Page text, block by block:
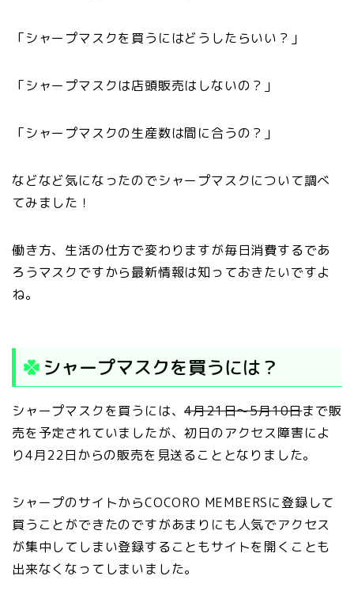
「シャープマスクを買うにはどうしたらいい？」
「シャープマスクは店頭販売はしないの？」
「シャープマスクの生産数は間に合うの？」
などなど気になったのでシャープマスクについて調べ
てみました！
働き方、生活の仕方で変わりますが毎日消費するであ
ろうマスクですから最新情報は知っておきたいですよ
ね。
シャープマスクを買うには？
シャープマスクを買うには、4月21日～5月10日まで販
売を予定されていましたが、初日のアクセス障害によ
り4月22日からの販売を見送ることとなりました。
シャープのサイトからCOCORO MEMBERSに登録して
買うことができたのですがあまりにも人気でアクセス
が集中してしまい登録することもサイトを開くことも
出来なくなってしまいました。